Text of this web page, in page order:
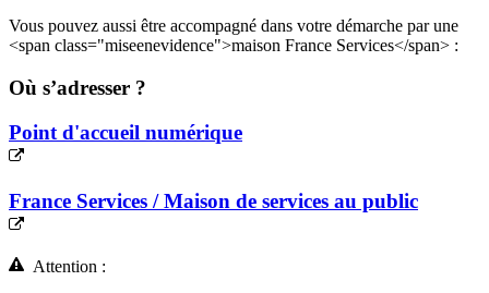
Vous pouvez aussi être accompagné dans votre démarche par une
<span class="miseenevidence">maison France Services</span> :
Où s’adresser ?
Point d'accueil numérique
France Services / Maison de services au public
Attention :